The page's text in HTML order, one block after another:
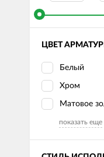
ЦВЕТ
Белый
Хром
Матовое
показать еще